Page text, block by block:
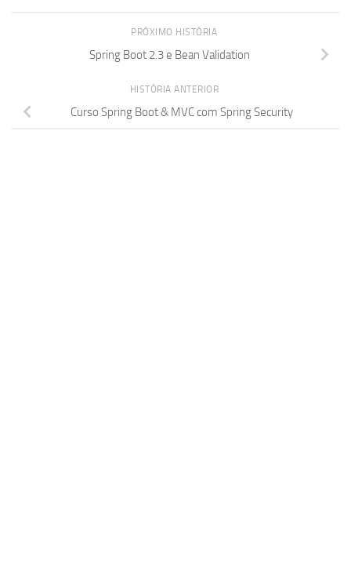
PRÓXIMO HISTÓRIA
Spring Boot 2.3 e Bean Validation
HISTÓRIA ANTERIOR
Curso Spring Boot & MVC com Spring Security